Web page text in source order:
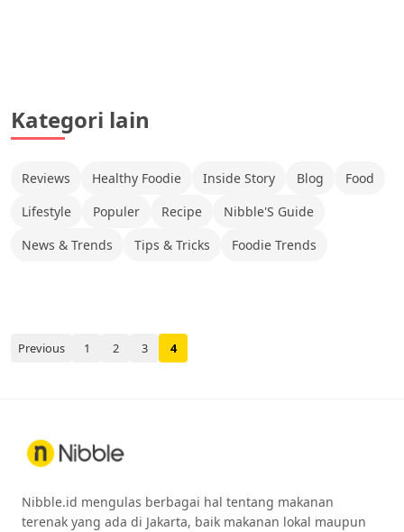
Kategori lain
Reviews Healthy Foodie Inside Story Blog
Food
Lifestyle
Populer Recipe
Nibble'S Guide
News & Trends
Tips & Tricks Foodie Trends
Previous 1 2 3 4
Nibble.id mengulas berbagai hal tentang makanan
terenak yang ada di Jakarta, baik makanan lokal maupun